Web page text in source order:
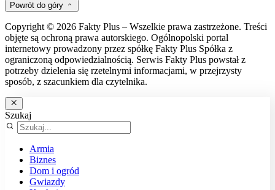
Powrót do góry
Copyright © 2026 Fakty Plus – Wszelkie prawa zastrzeżone. Treści
objęte są ochroną prawa autorskiego. Ogólnopolski portal
internetowy prowadzony przez spółkę Fakty Plus Spółka z
ograniczoną odpowiedzialnością. Serwis Fakty Plus powstał z
potrzeby dzielenia się rzetelnymi informacjami, w przejrzysty
sposób, z szacunkiem dla czytelnika.
Szukaj
Armia
Biznes
Dom i ogród
Gwiazdy